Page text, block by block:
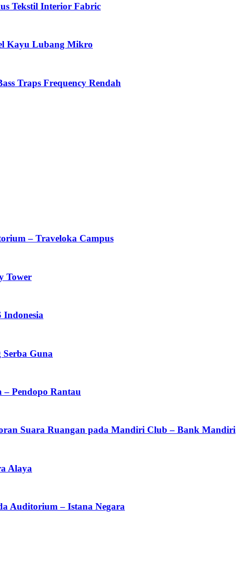
Tekstil Interior Fabric
Kayu Lubang Mikro
Traps Frequency Rendah
– Traveloka Campus
Tower
Indonesia
Guna
Pendopo Rantau
Suara Ruangan pada Mandiri Club – Bank Mandiri
Alaya
Auditorium – Istana Negara